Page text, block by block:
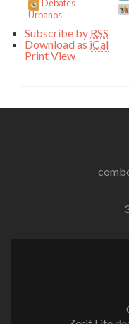
Debates
Urbanos
Subscribe by RSS
Download as iCal
PrintView